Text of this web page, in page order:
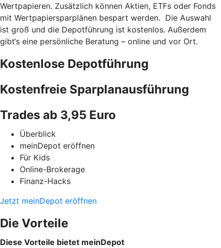
Wertpapieren. Zusätzlich können Aktien, ETFs oder Fonds
mit Wertpapiersparplänen bespart werden. Die Auswahl
ist groß und die Depotführung ist kostenlos. Außerdem
gibt‘s eine persönliche Beratung – online und vor Ort.
Kostenlose Depotführung
Kostenfreie Sparplanausführung
Trades ab 3,95 Euro
Überblick
meinDepot eröffnen
Für Kids
Online-Brokerage
Finanz-Hacks
Jetzt meinDepot eröffnen
Die Vorteile
Diese Vorteile bietet meinDepot